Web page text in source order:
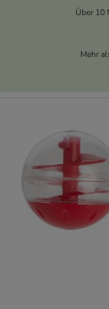
Über 10
Mehr